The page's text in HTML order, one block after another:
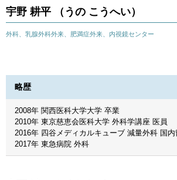
宇野 耕平 （うの こうへい）
外科、乳腺外科外来、肥満症外来、内視鏡センター
略歴
2008年 関西医科大学大学 卒業
2010年 東京慈恵会医科大学 外科学講座 医員
2016年 四谷メディカルキューブ 減量外科 国内
2017年 東急病院 外科